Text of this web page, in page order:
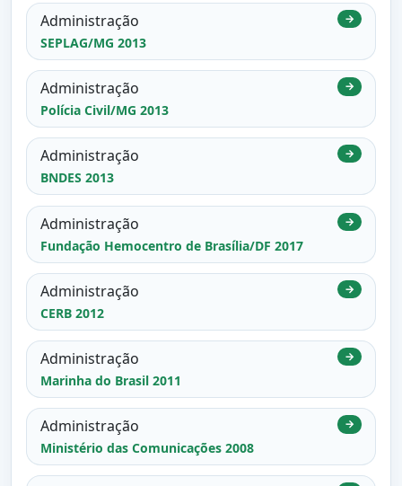
Administração
SEPLAG/MG 2013
→
Administração
Polícia Civil/MG 2013
→
Administração
BNDES 2013
→
Administração
Fundação Hemocentro de Brasília/DF 2017
→
Administração
CERB 2012
→
Administração
Marinha do Brasil 2011
→
Administração
Ministério das Comunicações 2008
→